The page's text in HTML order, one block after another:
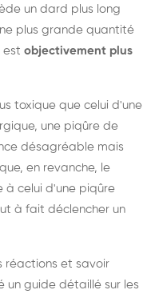
un dard plus long
plus grande quantité
est objectivement plus
toxique que celui d'une
une piqûre de
désagréable mais
en revanche, le
à celui d'une piqûre
à fait déclencher un
réactions et savoir
un guide détaillé sur les